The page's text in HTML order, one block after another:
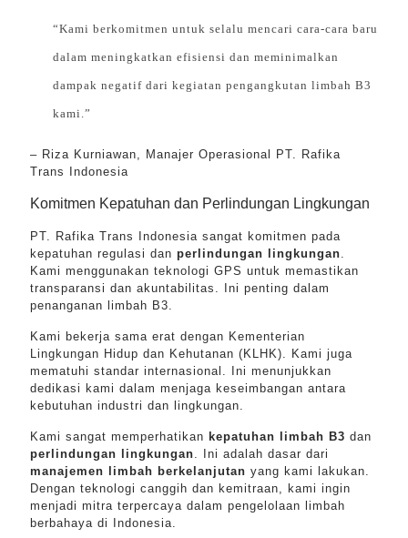
“Kami berkomitmen untuk selalu mencari cara-cara baru
dalam meningkatkan efisiensi dan meminimalkan
dampak negatif dari kegiatan pengangkutan limbah B3
kami.”
– Riza Kurniawan, Manajer Operasional PT. Rafika
Trans Indonesia
Komitmen Kepatuhan dan Perlindungan Lingkungan
PT. Rafika Trans Indonesia sangat komitmen pada
kepatuhan regulasi dan perlindungan lingkungan.
Kami menggunakan teknologi GPS untuk memastikan
transparansi dan akuntabilitas. Ini penting dalam
penanganan limbah B3.
Kami bekerja sama erat dengan Kementerian
Lingkungan Hidup dan Kehutanan (KLHK). Kami juga
mematuhi standar internasional. Ini menunjukkan
dedikasi kami dalam menjaga keseimbangan antara
kebutuhan industri dan lingkungan.
Kami sangat memperhatikan kepatuhan limbah B3 dan
perlindungan lingkungan. Ini adalah dasar dari
manajemen limbah berkelanjutan yang kami lakukan.
Dengan teknologi canggih dan kemitraan, kami ingin
menjadi mitra terpercaya dalam pengelolaan limbah
berbahaya di Indonesia.